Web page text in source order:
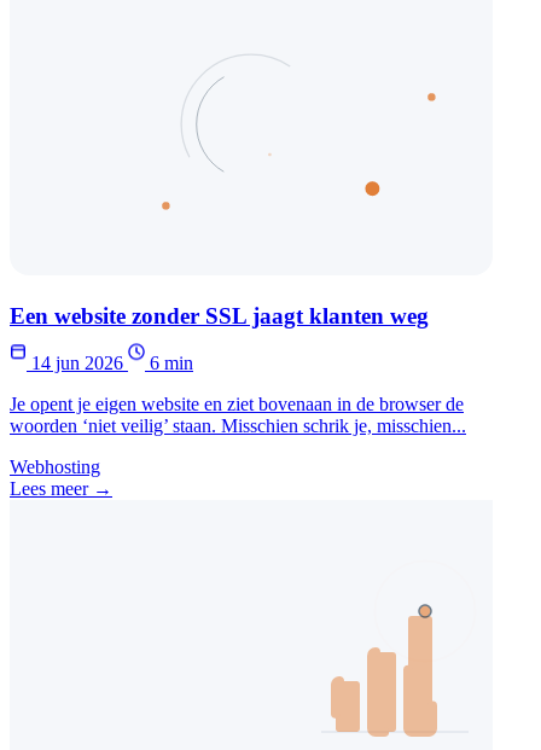
Een website zonder SSL jaagt klanten weg
14 jun 2026
6 min
Je opent je eigen website en ziet bovenaan in de browser de
woorden ‘niet veilig’ staan. Misschien schrik je, misschien...
Webhosting
Lees meer →